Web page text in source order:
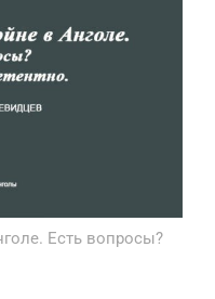
Есть вопросы?